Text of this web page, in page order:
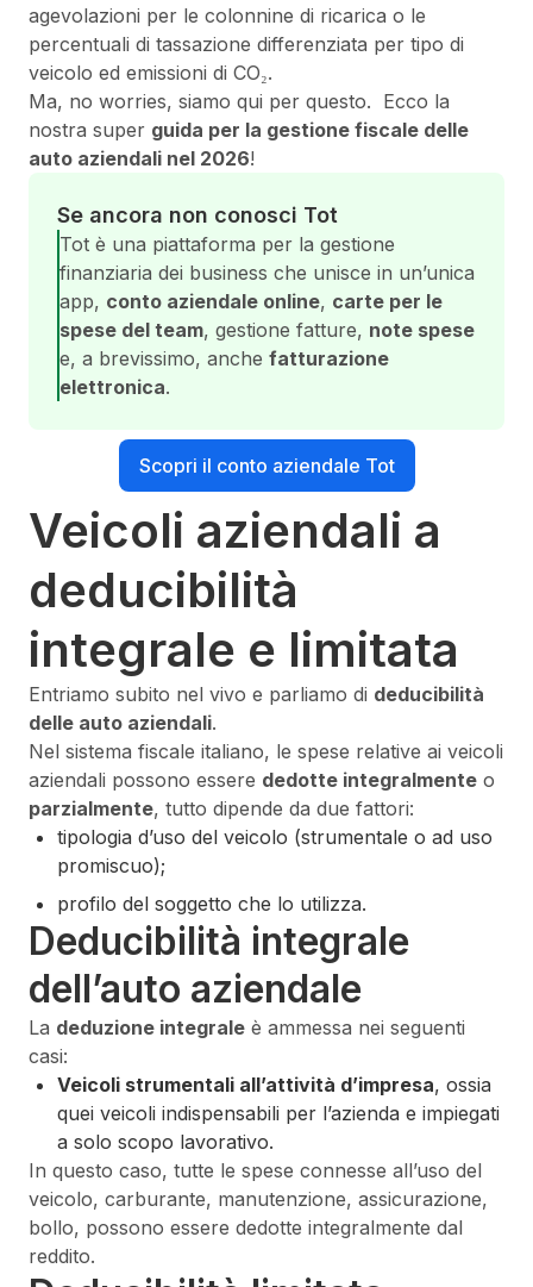
agevolazioni per le colonnine di ricarica o le
percentuali di tassazione differenziata per tipo di
veicolo ed emissioni di CO₂.
Ma, no worries, siamo qui per questo. Ecco la
nostra super guida per la gestione fiscale delle
auto aziendali nel 2026!
Se ancora non conosci Tot
Tot è una piattaforma per la gestione
finanziaria dei business che unisce in un’unica
app, conto aziendale online, carte per le
spese del team, gestione fatture, note spese
e, a brevissimo, anche fatturazione
elettronica.
Scopri il conto aziendale Tot
Veicoli aziendali a
deducibilità
integrale e limitata
Entriamo subito nel vivo e parliamo di deducibilità
delle auto aziendali.
Nel sistema fiscale italiano, le spese relative ai veicoli
aziendali possono essere dedotte integralmente o
parzialmente, tutto dipende da due fattori:
tipologia d’uso del veicolo (strumentale o ad uso
promiscuo);
profilo del soggetto che lo utilizza.
Deducibilità integrale
dell’auto aziendale
La deduzione integrale è ammessa nei seguenti
casi:
Veicoli strumentali all’attività d’impresa, ossia
quei veicoli indispensabili per l’azienda e impiegati
a solo scopo lavorativo.
In questo caso, tutte le spese connesse all’uso del
veicolo, carburante, manutenzione, assicurazione,
bollo, possono essere dedotte integralmente dal
reddito.